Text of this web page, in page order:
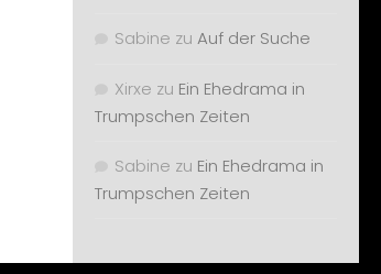
Sabine zu Auf der Suche
Xirxe zu Ein Ehedrama in
Trumpschen Zeiten
Sabine zu Ein Ehedrama in
Trumpschen Zeiten